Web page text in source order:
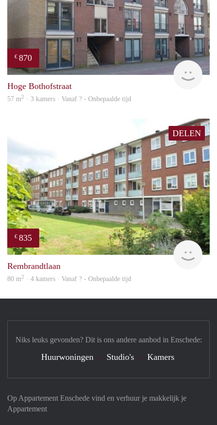
€ 870
Hoge Bothofstraat
57 m2 · 3 kamers · Vanaf ? - Onbepaalde tijd
DELEN
€ 835
Rembrandtlaan
80 m2 · 4 kamers · Vanaf ? - Onbepaalde tijd
Op Appartement Enschede vind en verhuur je makkelijk je
Appartement
Niks leuks gevonden? Dit is ons andere aanbod in Enschede:
Huurwoningen Studio's Kamers